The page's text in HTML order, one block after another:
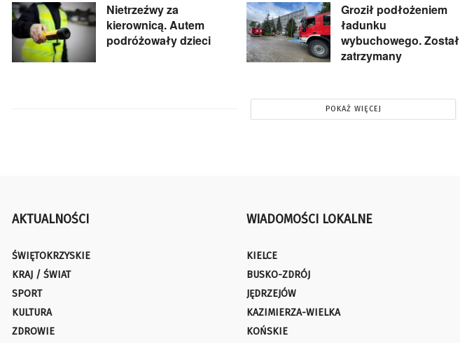
Nietrzeźwy za
kierownicą. Autem
podróżowały dzieci
Groził podłożeniem
ładunku
wybuchowego. Został
zatrzymany
POKAŻ WIĘCEJ
AKTUALNOŚCI
ŚWIĘTOKRZYSKIE
KRAJ / ŚWIAT
SPORT
KULTURA
ZDROWIE
WIADOMOŚCI LOKALNE
KIELCE
BUSKO-ZDRÓJ
JĘDRZEJÓW
KAZIMIERZA-WIELKA
KOŃSKIE